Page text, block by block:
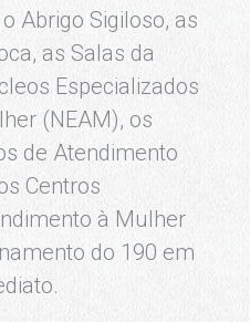
Abrigo Sigiloso, as
as Salas da
Especializados
(NEAM), os
de Atendimento
Centros
à Mulher
do 190 em